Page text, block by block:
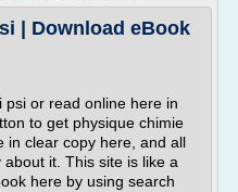
| Download eBook
psi or read online here in
to get physique chimie
in clear copy here, and all
it. This site is like a
here by using search